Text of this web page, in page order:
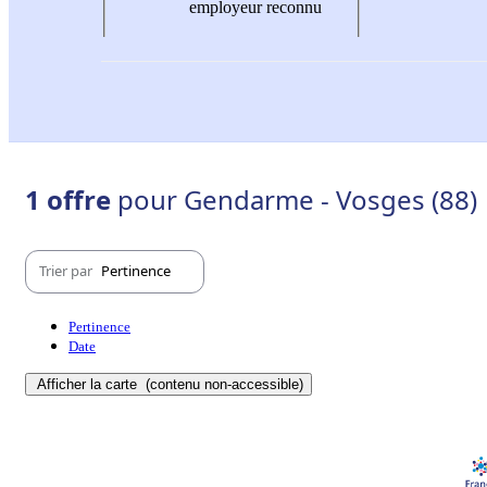
employeur reconnu
1 offre pour Gendarme - Vosges (88)
Trier par Pertinence
Pertinence
Date
Afficher la carte (contenu non-accessible)